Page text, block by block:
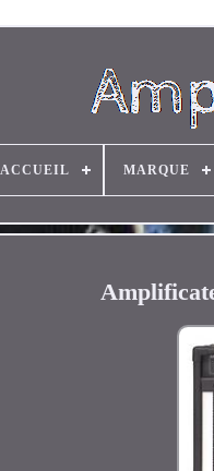
ACCUEIL MARQUE